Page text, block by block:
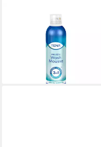
Duschschaum TENA - Wash
Mousse - 400ml
(1,50 €/ 100 ml)
lieferbar - in 2-3 Werktagen bei dir